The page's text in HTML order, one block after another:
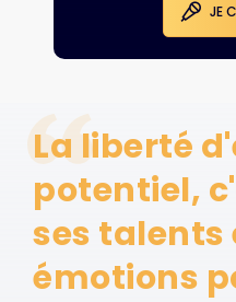
JE
La liberté
potentiel,
ses talents
émotions